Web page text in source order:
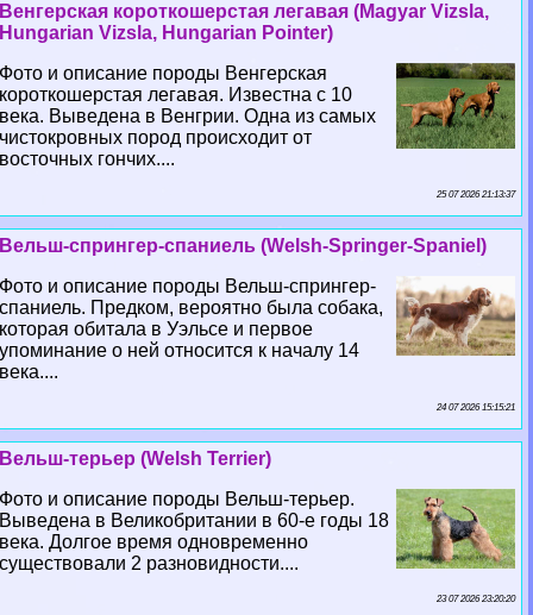
Венгерская короткошерстая легавая (Magyar Vizsla,
Hungarian Vizsla, Hungarian Pointer)
Фото и описание породы Венгерская
короткошерстая легавая. Известна с 10
века. Выведена в Венгрии. Одна из самых
чистокровных пород происходит от
восточных гончих....
25 07 2026 21:13:37
Вельш-спрингер-спаниель (Welsh-Springer-Spaniel)
Фото и описание породы Вельш-спрингер-
спаниель. Предком, вероятно была собака,
которая обитала в Уэльсе и первое
упоминание о ней относится к началу 14
века....
24 07 2026 15:15:21
Вельш-терьер (Welsh Terrier)
Фото и описание породы Вельш-терьер.
Выведена в Великобритании в 60-е годы 18
века. Долгое время одновременно
существовали 2 разновидности....
23 07 2026 23:20:20